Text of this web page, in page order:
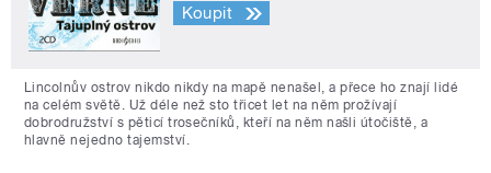
Koupit
Lincolnův ostrov nikdo nikdy na mapě nenašel, a přece ho znají lidé
na celém světě. Už déle než sto třicet let na něm prožívají
dobrodružství s pěticí trosečníků, kteří na něm našli útočiště, a
hlavně nejedno tajemství.